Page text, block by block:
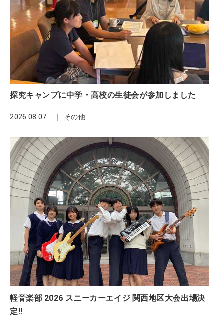
探究キャンプに中学・高校の生徒会が参加しました
2026.08.07 その他
軽音楽部 2026 スニーカーエイジ 関西地区大会出場決
定!!